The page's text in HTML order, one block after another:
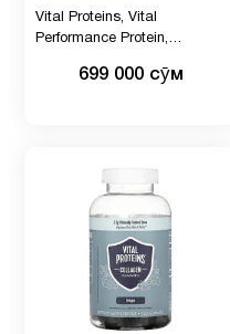
Vital Proteins, Vital
Performance Protein,
699 000 сӯм